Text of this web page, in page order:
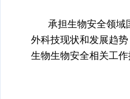
承担生物安全领域
外科技现状和发展趋
生物生物安全相关工